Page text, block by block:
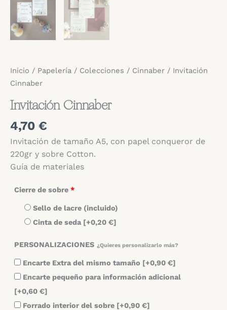
Inicio / Papelería / Colecciones / Cinnaber / Invitación
Cinnaber
Invitación Cinnaber
4,70 €
Invitación de tamaño A5, con papel conqueror de
220gr y sobre Cotton.
Guía de materiales
Cierre de sobre *
Sello de lacre (incluido)
Cinta de seda [+0,20 €]
PERSONALIZACIONES ¿Quieres personalizarlo más?
Encarte Extra del mismo tamaño [+0,90 €]
Encarte pequeño para información adicional
[+0,60 €]
Forrado interior del sobre [+0,90 €]